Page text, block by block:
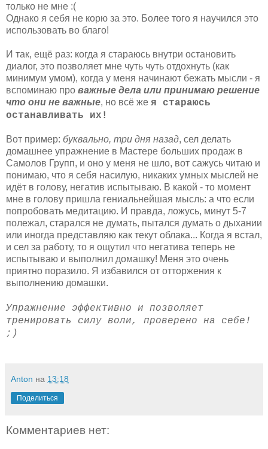
только не мне :(
Однако я себя не корю за это. Более того я научился это
использовать во благо!
И так, ещё раз: когда я стараюсь внутри остановить
диалог, это позволяет мне чуть чуть отдохнуть (как
минимум умом), когда у меня начинают бежать мысли - я
вспоминаю про важные дела или принимаю решение
что они не важные, но всё же я стараюсь
останавливать их!
Вот пример: буквально, три дня назад, сел делать
домашнее упражнение в Мастере больших продаж в
Самолов Групп, и оно у меня не шло, вот сажусь читаю и
понимаю, что я себя насилую, никаких умных мыслей не
идёт в голову, негатив испытываю. В какой - то момент
мне в голову пришла гениальнейшая мысль: а что если
попробовать медитацию. И правда, ложусь, минут 5-7
полежал, старался не думать, пытался думать о дыхании
или иногда представляю как текут облака... Когда я встал,
и сел за работу, то я ощутил что негатива теперь не
испытываю и выполнил домашку! Меня это очень
приятно поразило. Я избавился от отторжения к
выполнению домашки.
Упражнение эффективно и позволяет
тренировать силу воли, проверено на себе!
;)
Anton на 13:18
Поделиться
Комментариев нет: